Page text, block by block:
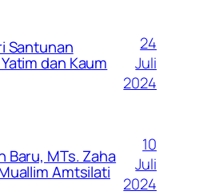
Santunan
dan Kaum
24
Juli
2024
Baru, MTs. Zaha
Amtsilati
10
Juli
2024